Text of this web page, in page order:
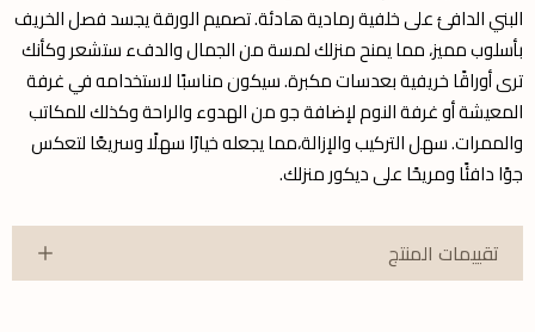
البني الدافئ على خلفية رمادية هادئة. تصميم الورقة يجسد فصل الخريف
بأسلوب مميز، مما يمنح منزلك لمسة من الجمال والدفء ستشعر وكأنك
ترى أوراقًا خريفية بعدسات مكبرة. سيكون مناسبًا لاستخدامه في غرفة
المعيشة أو غرفة النوم لإضافة جو من الهدوء والراحة وكذلك للمكاتب
والممرات. سهل التركيب والإزالة،مما يجعله خيارًا سهلًا وسريعًا لتعكس
جوًا دافئًا ومريحًا على ديكور منزلك.
تقييمات المنتج